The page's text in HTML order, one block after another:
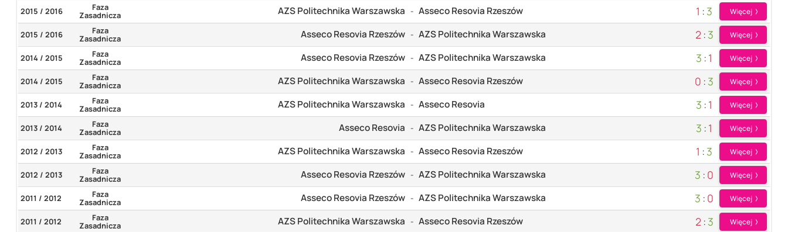
2015 / 2016 Faza
Zasadnicza AZS Politechnika Warszawska - Asseco Resovia Rzeszów 1 : 3 Więcej
2015 / 2016 Faza
Zasadnicza Asseco Resovia Rzeszów - AZS Politechnika Warszawska 2 : 3 Więcej
2014 / 2015 Faza
Zasadnicza Asseco Resovia Rzeszów - AZS Politechnika Warszawska 3 : 1 Więcej
2014 / 2015 Faza
Zasadnicza AZS Politechnika Warszawska - Asseco Resovia Rzeszów 0 : 3 Więcej
2013 / 2014 Faza
Zasadnicza AZS Politechnika Warszawska - Asseco Resovia 3 : 1 Więcej
2013 / 2014 Faza
Zasadnicza Asseco Resovia - AZS Politechnika Warszawska 3 : 1 Więcej
2012 / 2013 Faza
Zasadnicza AZS Politechnika Warszawska - Asseco Resovia Rzeszów 1 : 3 Więcej
2012 / 2013 Faza
Zasadnicza Asseco Resovia Rzeszów - AZS Politechnika Warszawska 3 : 0 Więcej
2011 / 2012 Faza
Zasadnicza Asseco Resovia Rzeszów - AZS Politechnika Warszawska 3 : 0 Więcej
2011 / 2012 Faza
Zasadnicza AZS Politechnika Warszawska - Asseco Resovia Rzeszów 2 : 3 Więcej